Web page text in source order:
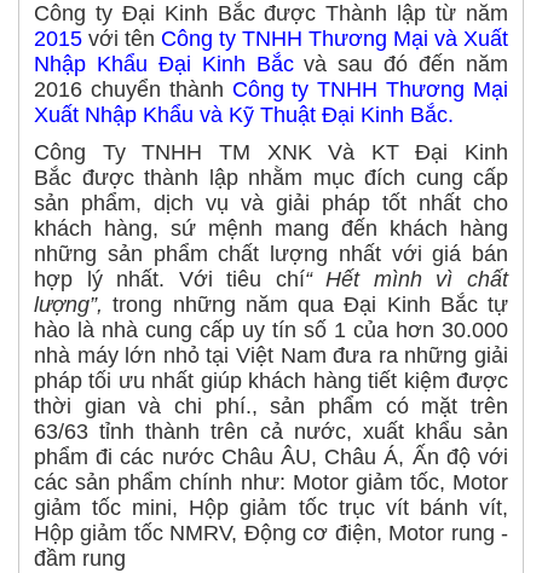
Công ty Đại Kinh Bắc được Thành lập từ năm
2015 với tên Công ty TNHH Thương Mại và Xuất
Nhập Khẩu Đại Kinh Bắcvà sau đó đến năm
2016 chuyển thành Công ty TNHH Thương Mại
Xuất Nhập Khẩu và Kỹ Thuật Đại Kinh Bắc.
Công Ty TNHH TM XNK Và KT Đại Kinh
Bắc được thành lập nhằm mục đích cung cấp
sản phẩm, dịch vụ và giải pháp tốt nhất cho
khách hàng, sứ mệnh mang đến khách hàng
những sản phẩm chất lượng nhất với giá bán
hợp lý nhất. Với tiêu chí“ Hết mình vì chất
lượng”, trong những năm qua Đại Kinh Bắc tự
hào là nhà cung cấp uy tín số 1 của hơn 30.000
nhà máy lớn nhỏ tại Việt Nam đưa ra những giải
pháp tối ưu nhất giúp khách hàng tiết kiệm được
thời gian và chi phí., sản phẩm có mặt trên
63/63 tỉnh thành trên cả nước, xuất khẩu sản
phẩm đi các nước Châu ÂU, Châu Á, Ấn độ với
các sản phẩm chính như: Motor giảm tốc, Motor
giảm tốc mini, Hộp giảm tốc trục vít bánh vít,
Hộp giảm tốc NMRV, Động cơ điện, Motor rung -
đầm rung